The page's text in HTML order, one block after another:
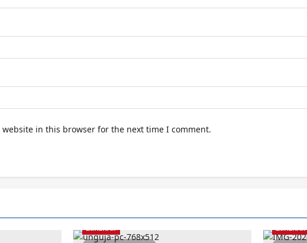
website in this browser for the next time I comment.
Zanzibar
Zanzibar